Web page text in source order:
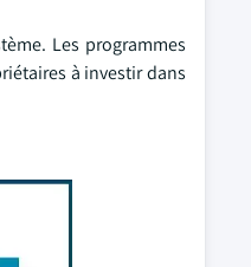
Les programmes
à investir dans